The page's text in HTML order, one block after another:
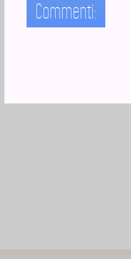
Commenti: